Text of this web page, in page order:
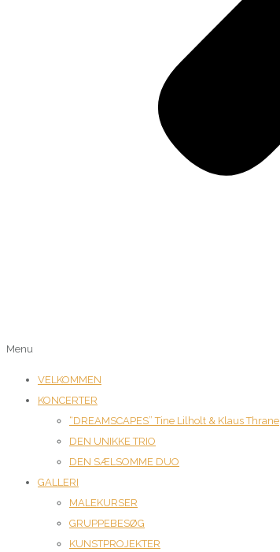
Menu
VELKOMMEN
KONCERTER
“DREAMSCAPES” Tine Lilholt & Klaus Thrane
DEN UNIKKE TRIO
DEN SÆLSOMME DUO
GALLERI
MALEKURSER
GRUPPEBESØG
KUNSTPROJEKTER